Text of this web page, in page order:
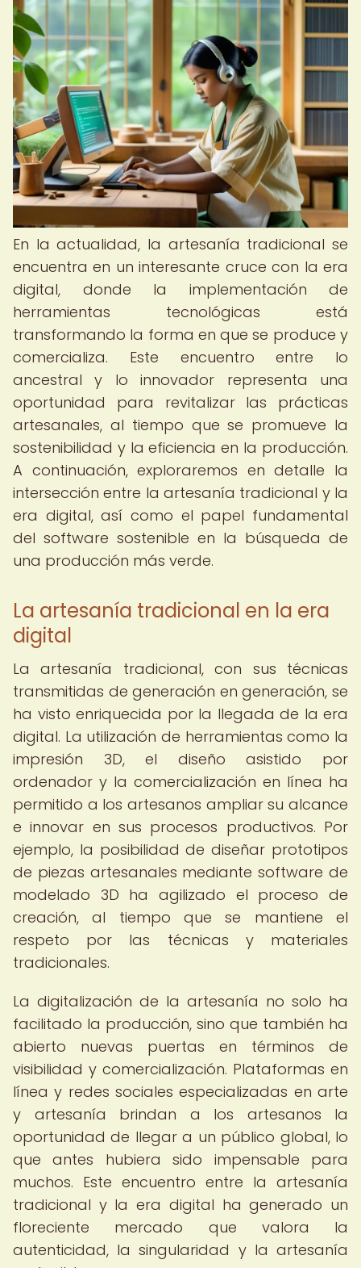
En la actualidad, la artesanía tradicional se
encuentra en un interesante cruce con la era
digital, donde la implementación de
herramientas tecnológicas está
transformando la forma en que se produce y
comercializa. Este encuentro entre lo
ancestral y lo innovador representa una
oportunidad para revitalizar las prácticas
artesanales, al tiempo que se promueve la
sostenibilidad y la eficiencia en la producción.
A continuación, exploraremos en detalle la
intersección entre la artesanía tradicional y la
era digital, así como el papel fundamental
del software sostenible en la búsqueda de
una producción más verde.
La artesanía tradicional en la era
digital
La artesanía tradicional, con sus técnicas
transmitidas de generación en generación, se
ha visto enriquecida por la llegada de la era
digital. La utilización de herramientas como la
impresión 3D, el diseño asistido por
ordenador y la comercialización en línea ha
permitido a los artesanos ampliar su alcance
e innovar en sus procesos productivos. Por
ejemplo, la posibilidad de diseñar prototipos
de piezas artesanales mediante software de
modelado 3D ha agilizado el proceso de
creación, al tiempo que se mantiene el
respeto por las técnicas y materiales
tradicionales.
La digitalización de la artesanía no solo ha
facilitado la producción, sino que también ha
abierto nuevas puertas en términos de
visibilidad y comercialización. Plataformas en
línea y redes sociales especializadas en arte
y artesanía brindan a los artesanos la
oportunidad de llegar a un público global, lo
que antes hubiera sido impensable para
muchos. Este encuentro entre la artesanía
tradicional y la era digital ha generado un
floreciente mercado que valora la
autenticidad, la singularidad y la artesanía